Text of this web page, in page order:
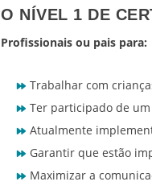
O NÍVEL 1 DE
Profissionais ou pais para:
Trabalhar com
Ter participado de
Atualmente
Garantir que estão
Maximizar a